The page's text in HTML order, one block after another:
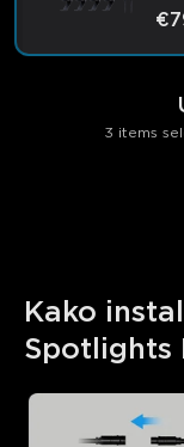
3 items
Kako
Spotlights